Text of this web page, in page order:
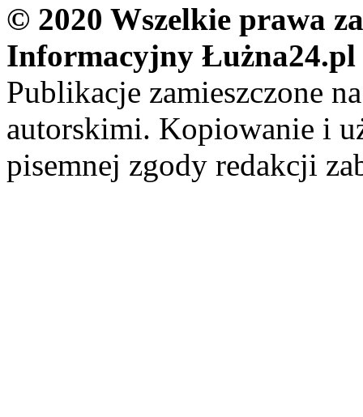
© 2020 Wszelkie prawa
Informacyjny Łużna24.pl
Publikacje zamieszczone
autorskimi. Kopiowanie i
pisemnej zgody redakcji